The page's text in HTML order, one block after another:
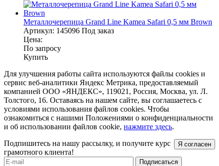
Металлочерепица Grand Line Kamea Safari 0,5 мм Brown
Артикул: 145096 Под заказ
Цена:
По запросу
Купить
Для улучшения работы сайта используются файлы cookies и
сервис веб-аналитики Яндекс Метрика, предоставляемый
компанией ООО «ЯНДЕКС», 119021, Россия, Москва, ул. Л.
Толстого, 16. Оставаясь на нашем сайте, вы соглашаетесь с
условиями использования файлов cookies. Чтобы
ознакомиться с нашими Положениями о конфиденциальности
и об использовании файлов cookie, нажмите здесь.
Я согласен
Подпишитесь на нашу рассылку, и получите курс
грамотного клиента!